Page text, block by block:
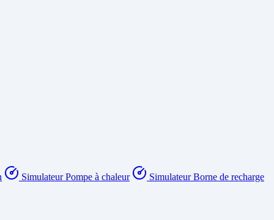
Simulateur Pompe à chaleur
Simulateur Borne de recharge